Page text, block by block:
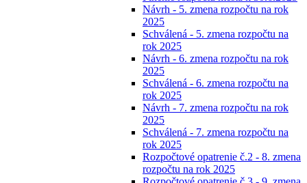
Návrh - 5. zmena rozpočtu na rok
2025
Schválená - 5. zmena rozpočtu na
rok 2025
Návrh - 6. zmena rozpočtu na rok
2025
Schválená - 6. zmena rozpočtu na
rok 2025
Návrh - 7. zmena rozpočtu na rok
2025
Schválená - 7. zmena rozpočtu na
rok 2025
Rozpočtové opatrenie č.2 - 8. zmena
rozpočtu na rok 2025